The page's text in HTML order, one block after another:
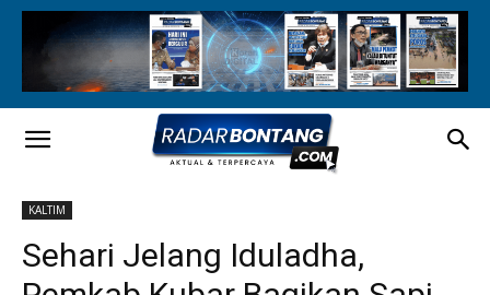
KALTIM
Sehari Jelang Iduladha,